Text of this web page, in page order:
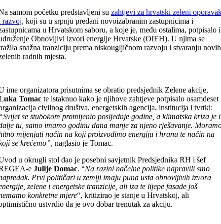
samom početku predstavljeni suzahtjevi za hrvatski zeleni
razvoj, koji su u srpnju predani novoizabranim zastupnicima i
u Hrvatskom saboru, a koje je, među ostalima, potpisalo i
Obnovljivi izvori energije Hrvatske (OIEH). U njima se
snažna tranziciju prema niskougljičnom razvoju i stvaranju novih
radnih mjesta.
ime organizatora prisutnima se obratio predsjednik Zelene akcije,
Tomac te istaknuo kako je njihove zahtjeve potpisalo osamdeset
civilnog društva, energetskih agencija, institucija i tvrtki:
se stubokom promijenio posljednje godine, a klimatska kriza je i
tu, samo imamo godinu dana manje za njeno rješavanje.
mijenjati način na koji proizvodimo energiju i hranu te način na
se krećemo”, naglasio je Tomac.
u okrugli stol dao je posebni savjetnik Predsjednika RH i šef
eJulije Domac. “Na razini načelne politike napravili smo
Prvi političari u zemlji imaju puna usta obnovljivih izvora
zelene i energetske tranzicije, ali iza te lijepe fasade još
konkretne mjere“, kritizirao je stanje u Hrvatskoj, ali
ustvrdio da je ovo dobar trenutak za akciju.